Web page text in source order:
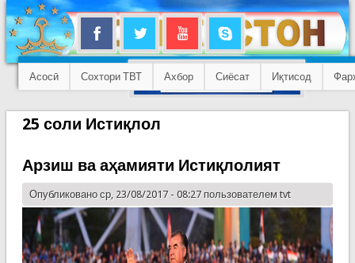
Асосӣ Сохтори ТВТ Ахбор Сиёсат Иқтисод
25 соли Истиқлол
Арзиш ва аҳамияти Истиқлолият
Опубликовано ср, 23/08/2017 - 08:27 пользователем tvt